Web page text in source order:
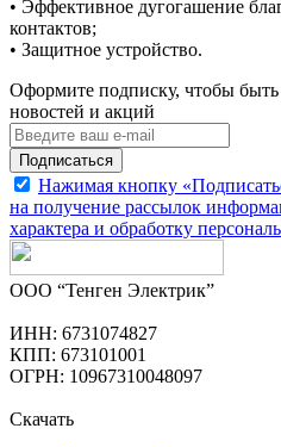
• Эффективное дугогашение
контактов;
• Защитное устройство.
Оформите подписку, чтобы
новостей и акций
Подписаться
Нажимая кнопку
на получение рассылок
характера и обработку
ООО “Тенген Электрик”
ИНН: 6731074827
КПП: 673101001
ОГРН: 10967310048097
Скачать